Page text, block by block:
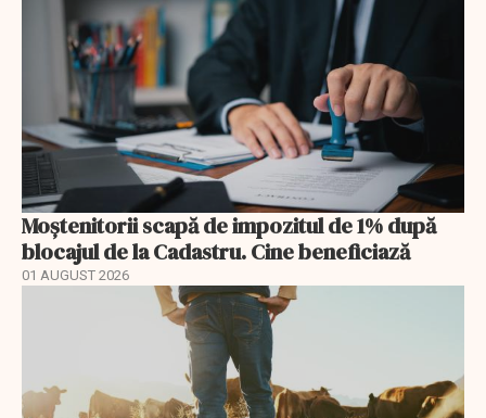
Moștenitorii scapă de impozitul de 1% după
blocajul de la Cadastru. Cine beneficiază
01 AUGUST 2026